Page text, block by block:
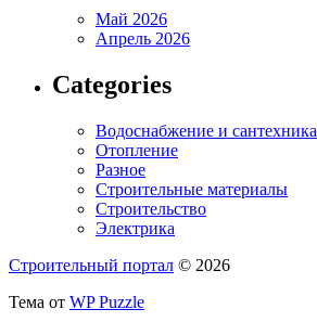
Май 2026
Апрель 2026
Categories
Водоснабжение и сантехника
Отопление
Разное
Строительные материалы
Строительство
Электрика
Строительный портал © 2026
Тема от WP Puzzle